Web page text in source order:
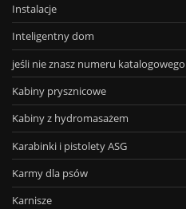
Instalacje
Inteligentny dom
jeśli nie znasz numeru katalogowego
Kabiny prysznicowe
Kabiny z hydromasażem
Karabinki i pistolety ASG
Karmy dla psów
Karnisze